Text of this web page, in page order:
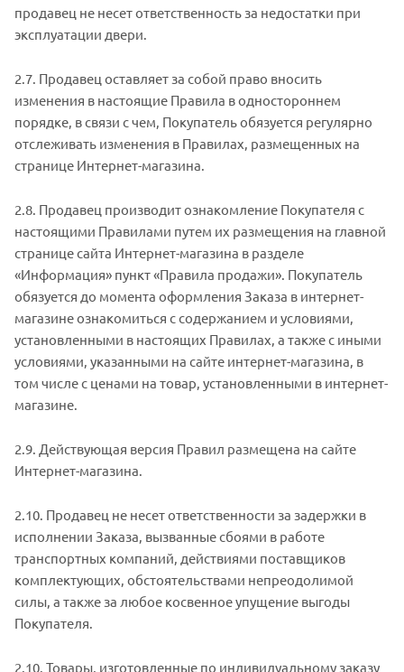
продавец не несет ответственность за недостатки при
эксплуатации двери.
2.7. Продавец оставляет за собой право вносить
изменения в настоящие Правила в одностороннем
порядке, в связи с чем, Покупатель обязуется регулярно
отслеживать изменения в Правилах, размещенных на
странице Интернет-магазина.
2.8. Продавец производит ознакомление Покупателя с
настоящими Правилами путем их размещения на главной
странице сайта Интернет-магазина в разделе
«Информация» пункт «Правила продажи». Покупатель
обязуется до момента оформления Заказа в интернет-
магазине ознакомиться с содержанием и условиями,
установленными в настоящих Правилах, а также с иными
условиями, указанными на сайте интернет-магазина, в
том числе с ценами на товар, установленными в интернет-
магазине.
2.9. Действующая версия Правил размещена на сайте
Интернет-магазина.
2.10. Продавец не несет ответственности за задержки в
исполнении Заказа, вызванные сбоями в работе
транспортных компаний, действиями поставщиков
комплектующих, обстоятельствами непреодолимой
силы, а также за любое косвенное упущение выгоды
Покупателя.
2.10. Товары, изготовленные по индивидуальному заказу